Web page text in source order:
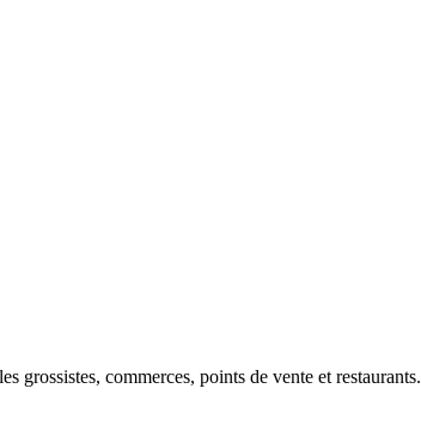
grossistes, commerces, points de vente et restaurants.